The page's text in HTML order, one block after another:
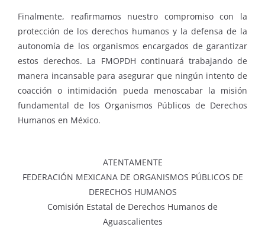
Finalmente, reafirmamos nuestro compromiso con la
protección de los derechos humanos y la defensa de la
autonomía de los organismos encargados de garantizar
estos derechos. La FMOPDH continuará trabajando de
manera incansable para asegurar que ningún intento de
coacción o intimidación pueda menoscabar la misión
fundamental de los Organismos Públicos de Derechos
Humanos en México.
ATENTAMENTE
FEDERACIÓN MEXICANA DE ORGANISMOS PÚBLICOS DE
DERECHOS HUMANOS
Comisión Estatal de Derechos Humanos de
Aguascalientes